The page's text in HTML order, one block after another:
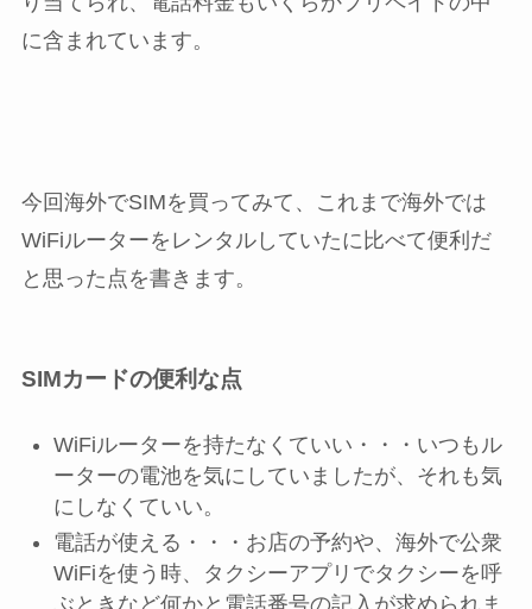
に含まれています。
今回海外でSIMを買ってみて、これまで海外では
WiFiルーターをレンタルしていたに比べて便利だ
と思った点を書きます。
SIMカードの便利な点
WiFiルーターを持たなくていい・・・いつもル
ーターの電池を気にしていましたが、それも気
にしなくていい。
電話が使える・・・お店の予約や、海外で公衆
WiFiを使う時、タクシーアプリでタクシーを呼